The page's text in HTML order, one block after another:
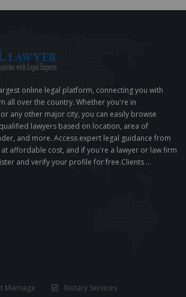
online legal platform, connecting you with
all over the country. Whether you're in
any other major city, you can easily browse
lawyers based on location, area of
and more. Access expert legal guidance from
affordable cost, and if you're a lawyer or law firm
and verify your profile for free.Clients ...
Marriage Notary Services